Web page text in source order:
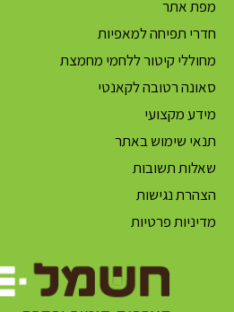
מפת אתר
חדרי תפיחה למאפיות
מחוללי קיטור ללחמי מחמצת
סאונה רטובה לקאנטי
מידע מקצועי
תנאי שימוש באתר
שאלות תשובות
הצהרת נגישות
מדיניות פרטיות